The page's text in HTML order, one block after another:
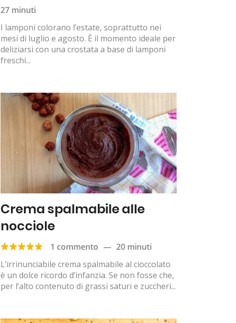
27 minuti
I lamponi colorano l’estate, soprattutto nei
mesi di luglio e agosto. È il momento ideale per
deliziarsi con una crostata a base di lamponi
freschi...
Crema spalmabile alle
nocciole
1 commento — 20 minuti
L’irrinunciabile crema spalmabile al cioccolato
è un dolce ricordo d’infanzia. Se non fosse che,
per l’alto contenuto di grassi saturi e zuccheri...